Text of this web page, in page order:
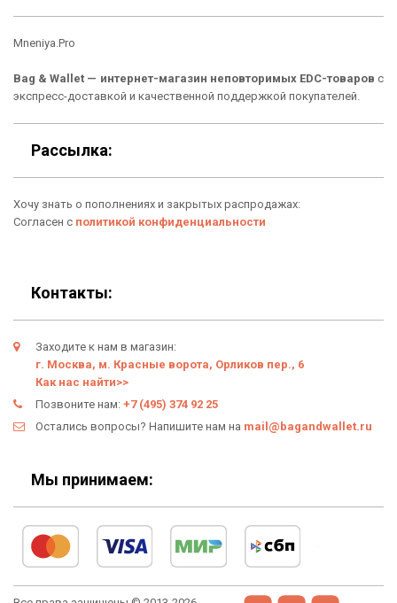
Материалы
Подарочные сертификаты
О нас
Отзывы о Bag & Wallet
Гарантия
Условия возврата
Оферта
Политика конфиденциальности
Кошельки
Сумки
Новинки
Подарки
Mneniya.Pro
Bag & Wallet — интернет-магазин неповторимых EDC-товаров с
экспресс-доставкой и качественной поддержкой покупателей.
Рассылка:
Хочу знать о пополнениях и закрытых распродажах:
Согласен с политикой конфиденциальности
Контакты:
Заходите к нам в магазин:
г. Москва, м. Красные ворота, Орликов пер., 6
Как нас найти>>
Позвоните нам: +7 (495) 374 92 25
Остались вопросы? Напишите нам на mail@bagandwallet.ru
Мы принимаем: